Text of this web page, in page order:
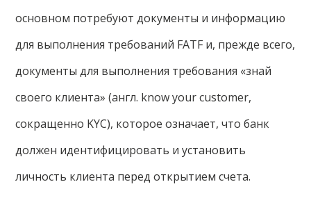
основном потребуют документы и информацию
для выполнения требований FATF и, прежде всего,
документы для выполнения требования «знай
своего клиента» (англ. know your customer,
сокращенно KYC), которое означает, что банк
должен идентифицировать и установить
личность клиента перед открытием счета.